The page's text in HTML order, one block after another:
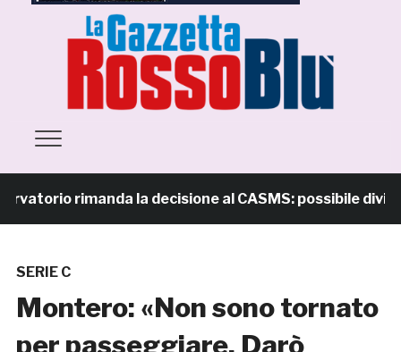
rimanda la decisione al CASMS: possibile divieto
SERIE C
Montero: «Non sono tornato
per passeggiare. Darò